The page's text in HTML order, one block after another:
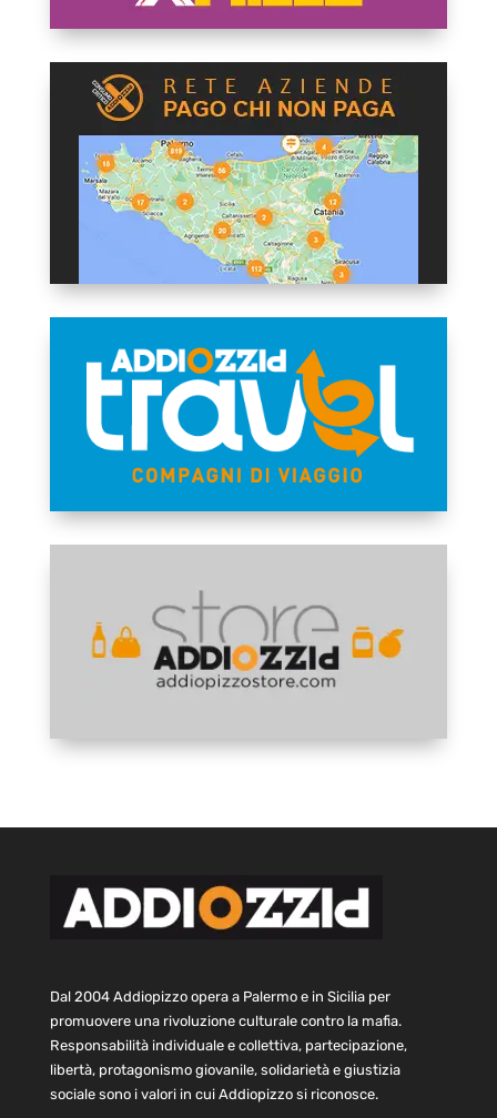
Dal 2004 Addiopizzo opera a Palermo e in Sicilia per
promuovere una rivoluzione culturale contro la mafia.
Responsabilità individuale e collettiva, partecipazione,
libertà, protagonismo giovanile, solidarietà e giustizia
sociale sono i valori in cui Addiopizzo si riconosce.